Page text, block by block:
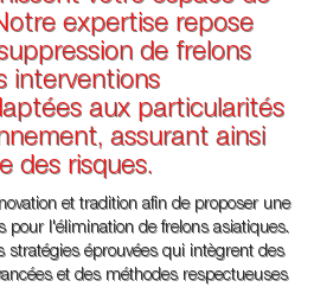
expertise repose
de frelons
interventions
aux particularités
assurant ainsi
des risques.
et tradition afin de proposer une
pour l'élimination de frelons asiatiques.
éprouvées qui intègrent des
et des méthodes respectueuses